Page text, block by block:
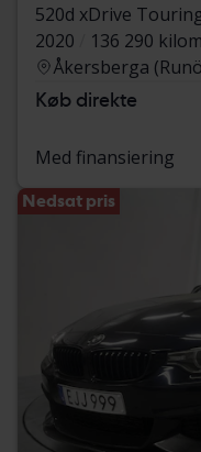
520d xDrive
2020
136 290
Åkersberga
Køb direkte
Med finansiering
Nedsat pris